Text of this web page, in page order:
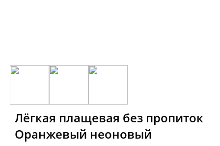
Лёгкая плащевая без пропиток
Оранжевый неоновый